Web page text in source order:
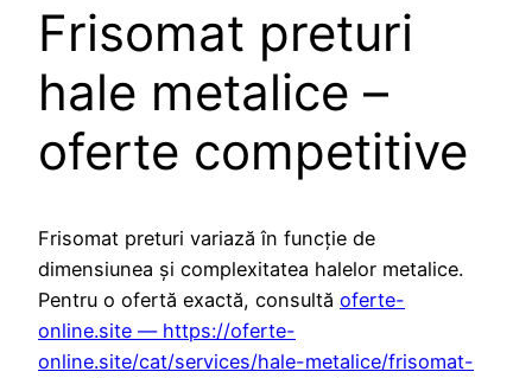
Frisomat preturi
hale metalice –
oferte competitive
Frisomat preturi variază în funcție de
dimensiunea și complexitatea halelor metalice.
Pentru o ofertă exactă, consultă oferte-
online.site — https://oferte-
online.site/cat/services/hale-metalice/frisomat-